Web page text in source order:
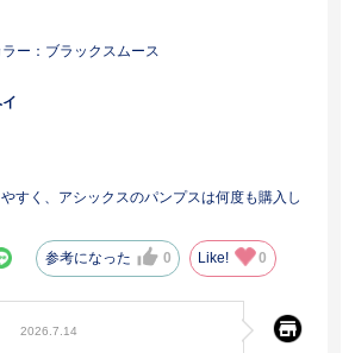
ラー：ブラックスムース
すく、アシックスのパンプスは何度も購入し
参考になった 0 Like! 0
2026.7.14